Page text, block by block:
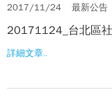
2017/11/24 最新公告
20171124_台北區
詳細文章..